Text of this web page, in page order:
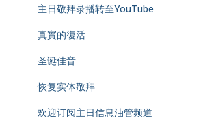
主日敬拜录播转至YouTube
真實的復活
圣诞佳音
恢复实体敬拜
欢迎订阅主日信息油管频道